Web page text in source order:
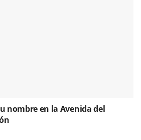
nombre en la Avenida del